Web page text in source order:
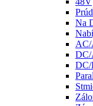
Na
AC/
DC/
DC/